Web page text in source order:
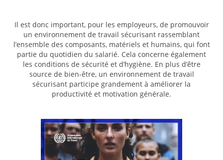
Il est donc important, pour les employeurs, de promouvoir
un environnement de travail sécurisant rassemblant
l’ensemble des composants, matériels et humains, qui font
partie du quotidien du salarié. Cela concerne également
les conditions de sécurité et d’hygiène. En plus d’être
source de bien-être, un environnement de travail
sécurisant participe grandement à améliorer la
productivité et motivation générale.